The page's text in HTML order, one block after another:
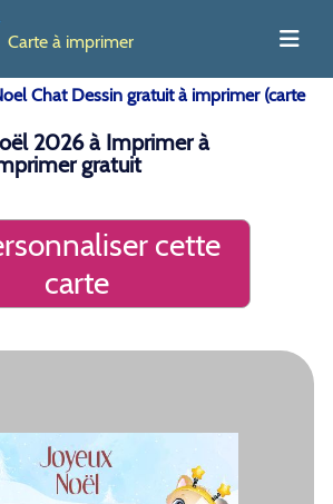
Carte à imprimer
Chat Dessin gratuit à imprimer (carte
2026 à Imprimer à
gratuit
cette
carte